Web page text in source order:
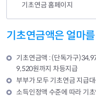
기초연금 홈페이지
기초연금액은 얼마
기초연금액 : (단독가구
9,520원까지 차등지급
부부가 모두 기초연금 지급
소득인정액 수준에 따라 기